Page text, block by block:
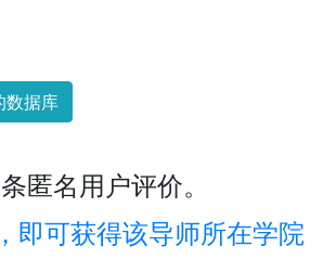
数据库
匿名用户评价。
即可获得该导师所在学院